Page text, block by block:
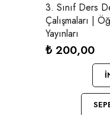
3. Sınıf Ders
Çalışmaları | Öğretmen Evde
Yayınları
₺ 200,00